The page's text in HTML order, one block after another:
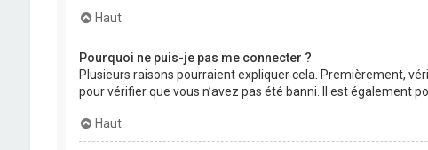
Haut
Pourquoi ne puis-je pas me connecter ?
Plusieurs raisons pourraient expliquer cela. Premièrement,
pour vérifier que vous n’avez pas été banni. Il est également
Haut